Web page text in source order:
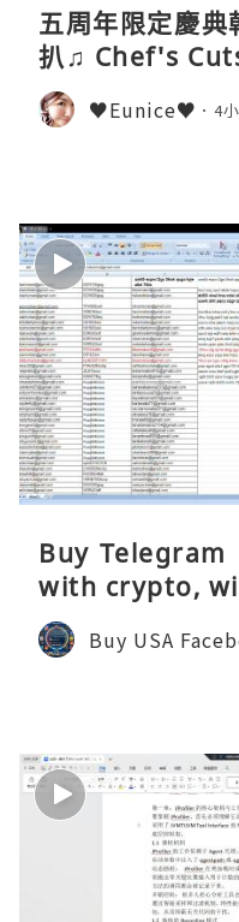
五周年限定慶典
扒♫ Chef's
♥Eunice♥ 4
Buy
with crypto,
Buy USA